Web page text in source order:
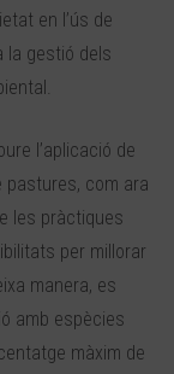
en l’ús de
la gestió dels
l’aplicació de
com ara
les pràctiques
per millorar
manera, es
amb espècies
màxim de